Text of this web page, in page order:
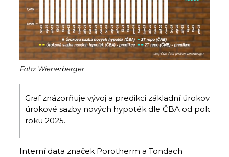
Foto: Wienerberger
Graf znázorňuje vývoj a predikci základní úrokové
úrokové sazby nových hypoték dle ČBA od
roku 2025.
Interní data značek Porotherm a Tondach